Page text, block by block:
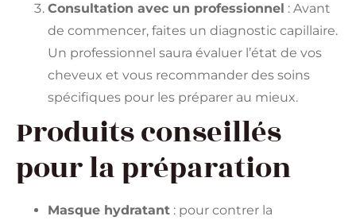
Consultation avec un professionnel : Avant
de commencer, faites un diagnostic capillaire.
Un professionnel saura évaluer l’état de vos
cheveux et vous recommander des soins
spécifiques pour les préparer au mieux.
Produits conseillés
pour la préparation
Masque hydratant : pour contrer la